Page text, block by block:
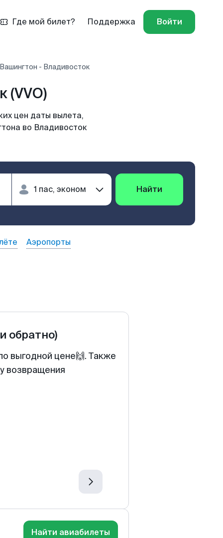
Где мой билет? Поддержка Войти
- Владивосток
(VVO)
цен даты вылета,
во Владивосток
Найти
Аэропорты
обратно)
выгодной цене🙌. Также
возвращения
Найти авиабилеты